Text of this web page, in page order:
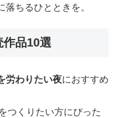
ちるひとときを。
品10選
労わりたい夜におすすめ
つくりたい方にぴった